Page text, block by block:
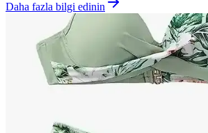
Daha fazla bilgi edinin